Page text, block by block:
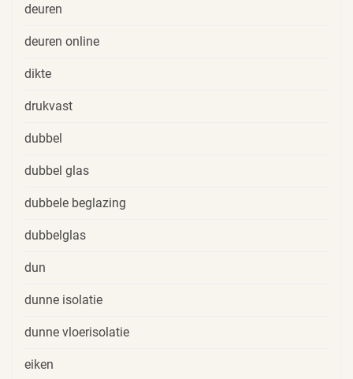
deuren
deuren online
dikte
drukvast
dubbel
dubbel glas
dubbele beglazing
dubbelglas
dun
dunne isolatie
dunne vloerisolatie
eiken